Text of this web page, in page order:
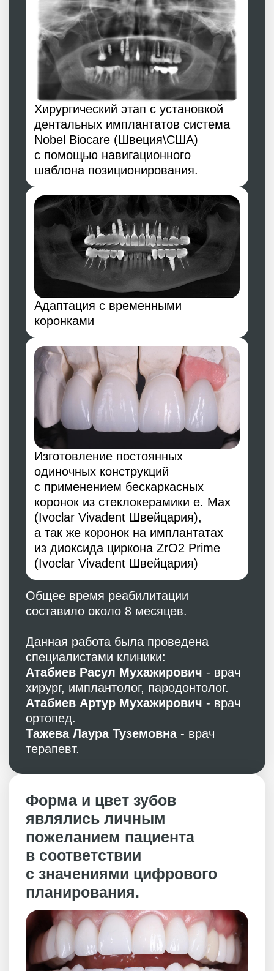
Атабиев Расул Мухажирович
- врач
хирург, имплантолог, пародонтолог.
Атабиев Артур Мухажирович- врач
ортопед.
Тажева Лаура Туземовна- врач
терапевт.
Форма и цвет зубов
являлись личным
пожеланием пациента
в соответствии
с значениями цифрового
планирования.
До лечения
Новая улыбка
Вся информация на сайте носит
ознакомительный характер
и не является публичной офертой
ОГРН 5167746377563
ИНН 9729041467
© 2026 «АРМ Клиник»
Документы
Политика обработки персональных
данных
by Ergart